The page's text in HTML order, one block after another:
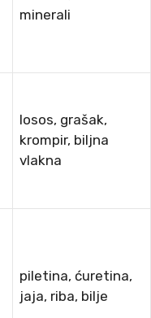
minerali
losos, grašak,
krompir, biljna
vlakna
piletina, ćuretina,
jaja, riba, bilje